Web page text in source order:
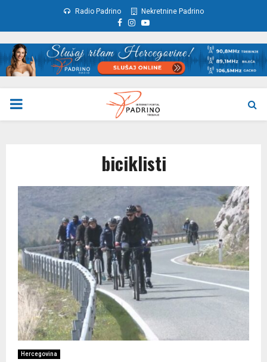
Radio Padrino Nekretnine Padrino
Facebook
Instagram
Youtube
PRIMARY
biciklisti
Hercegovina